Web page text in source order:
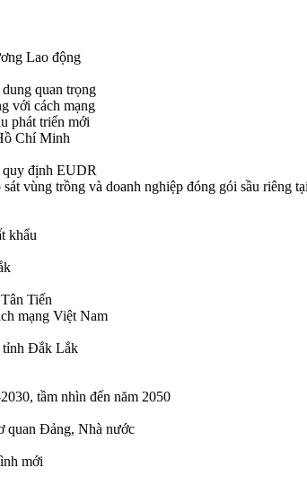
Lao động
quan trọng
với cách mạng
phát triển mới
Chí Minh
quy định EUDR
vùng trồng và doanh nghiệp đóng gói sầu riêng
khẩu
Tiến
mạng Việt Nam
tỉnh Đắk Lắk
tầm nhìn đến năm 2050
quan Đảng, Nhà nước
mới